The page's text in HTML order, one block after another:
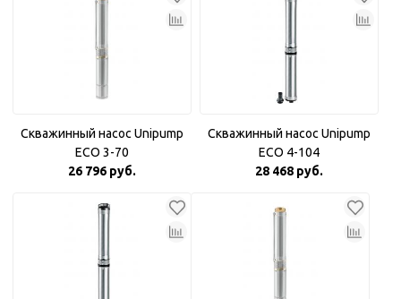
Скважинный насос Unipump
ECO 3-70
26 796 руб.
Скважинный насос Unipump
ECO 4-104
28 468 руб.